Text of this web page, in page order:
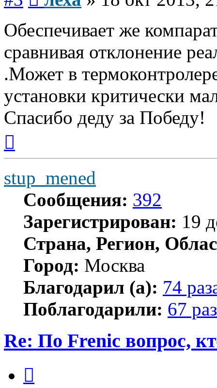
Обеспечивает же
сравнивая отклонение
.Может в
установки критически
Спасибо деду за Победу!
началу
stup_mened
Сообщения: 392
Зарегистрирован: 19
Страна, Регион,
Город: Москва
Благодарил (а): 74
Поблагодарили: 67 раз
Re: По Frenic вопрос,